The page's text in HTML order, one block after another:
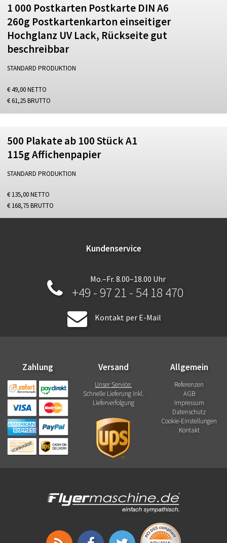
1 000 Postkarten Postkarte DIN A6
260g Postkartenkarton einseitiger
Hochglanz UV Lack, Rückseite gut
beschreibbar
STANDARD PRODUKTION
€ 49,00 NETTO
€ 61,25 BRUTTO
500 Plakate ab 100 Stück A1
115g Affichenpapier
STANDARD PRODUKTION
€ 135,00 NETTO
€ 168,75 BRUTTO
Kundenservice
Mo.–Fr. 8.00–18.00 Uhr
+49 - 97 21 - 54 18 470
Kontakt per E-Mail
Zahlung Versand
Unser Service:
Schnelle Lieferung inkl.
Lieferverfolgung
Allgemein
Referenzen
AGB
Impressum
Datenschutz
Cookie-Einstellungen
Kontakt